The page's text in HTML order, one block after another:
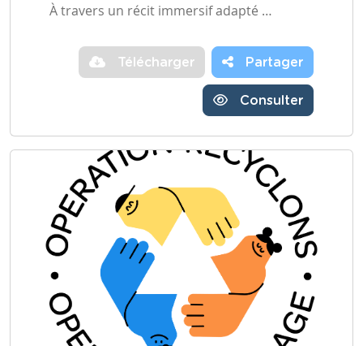
À travers un récit immersif adapté …
Télécharger Partager
Consulter